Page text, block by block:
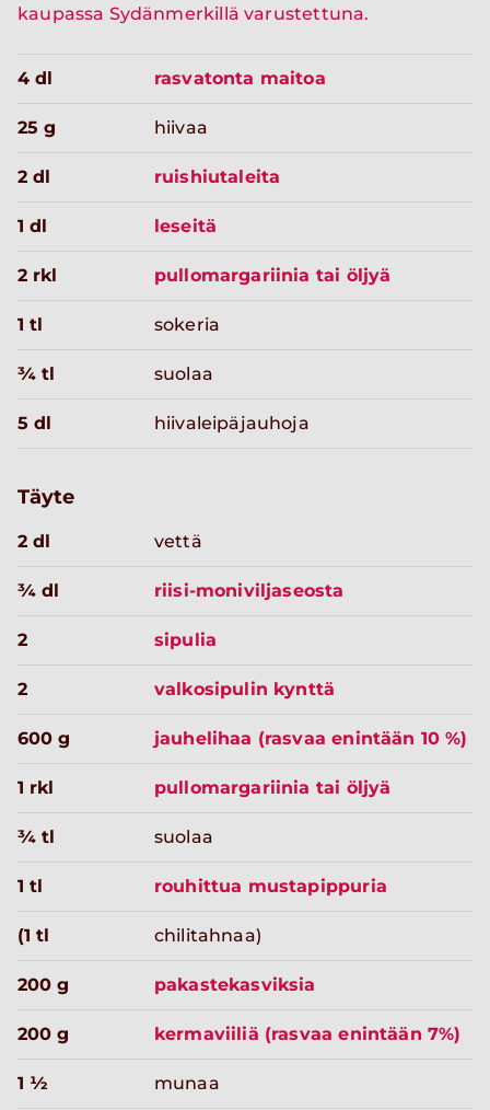
kaupassa Sydänmerkillä varustettuna.
4 dl rasvatonta maitoa
25 g hiivaa
2 dl ruishiutaleita
1 dl leseitä
2 rkl pullomargariinia tai öljyä
1 tl sokeria
¾ tl suolaa
5 dl hiivaleipäjauhoja
Täyte
2 dl vettä
¾ dl riisi-moniviljaseosta
2 sipulia
2 valkosipulin kynttä
600 g jauhelihaa (rasvaa enintään 10 %)
1 rkl pullomargariinia tai öljyä
¾ tl suolaa
1 tl rouhittua mustapippuria
(1 tl chilitahnaa)
200 g pakastekasviksia
200 g kermaviiliä (rasvaa enintään 7%)
1 ½ munaa